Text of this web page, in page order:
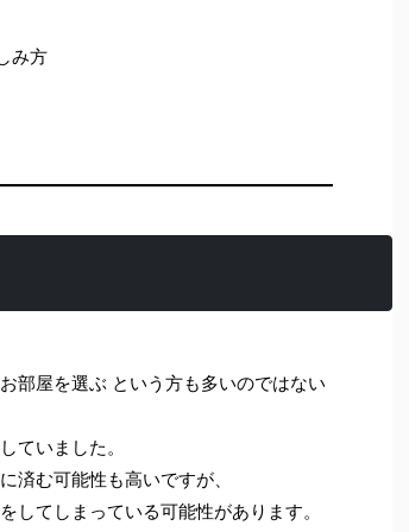
み方
部屋を選ぶ という方も多いのではない
ていました。
済む可能性も高いですが、
してしまっている可能性があります。